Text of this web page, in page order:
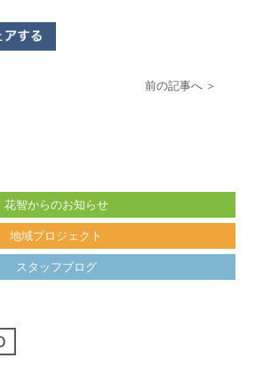
前の記事へ ＞
花智からのお知らせ
地域プロジェクト
スタッフブログ